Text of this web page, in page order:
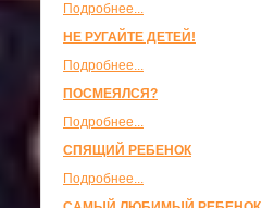
Подробнее...
НЕ РУГАЙТЕ ДЕТЕЙ!
Подробнее...
ПОСМЕЯЛСЯ?
Подробнее...
СПЯЩИЙ РЕБЕНОК
Подробнее...